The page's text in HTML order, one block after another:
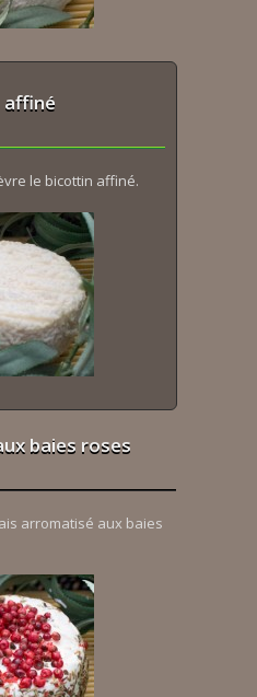
le bicottin affiné.
baies roses
arromatisé aux baies